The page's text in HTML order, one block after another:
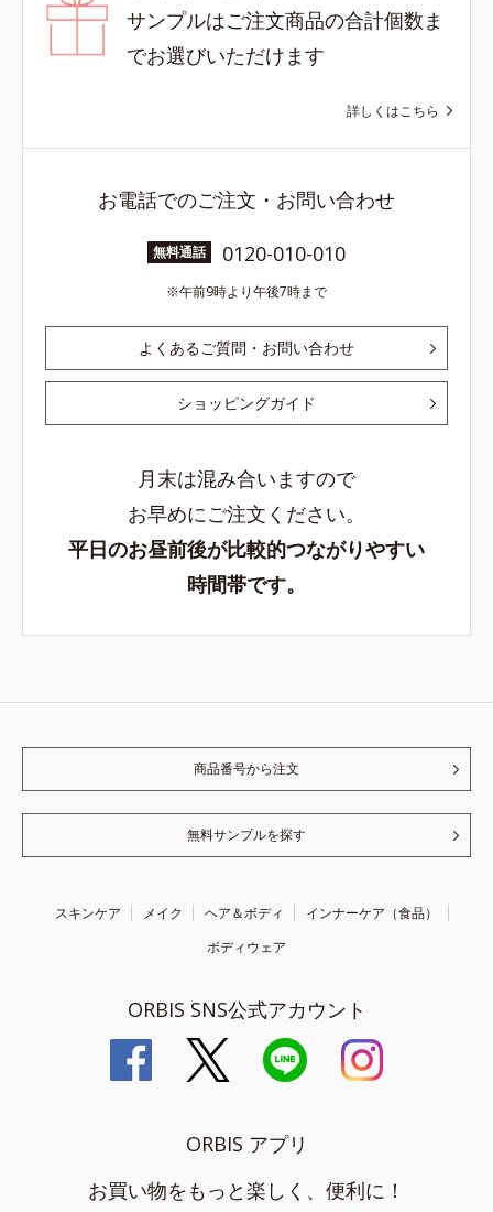
サンプルはご注文商品の合計個数ま
でお選びいただけます
詳しくはこちら
お電話でのご注文・お問い合わせ
無料通話 0120-010-010
午前9時より午後7時まで
よくあるご質問・お問い合わせ
ショッピングガイド
月末は混み合いますので
お早めにご注文ください。
平日のお昼前後が比較的つながりやすい
時間帯です。
商品番号から注文
無料サンプルを探す
スキンケア メイク ヘア＆ボディ
インナーケア（食品）
ボディウェア
ORBIS SNS公式アカウント
ORBIS アプリ
お買い物をもっと楽しく、便利に！